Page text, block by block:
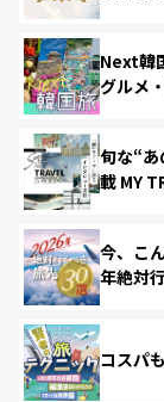
Next韓
グルメ
旬な“
載 MY
今、こ
年絶対
コスパ